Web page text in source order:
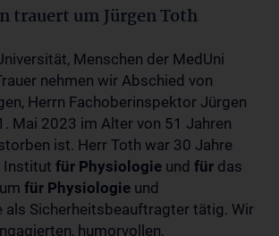
trauert um Jürgen Toth
Menschen der MedUni
nehmen wir Abschied von
Herrn Fachoberinspektor Jürgen
Mai 2023 im Alter von 51 Jahren
ist. Herr Toth war 30 Jahre
Institut für Physiologie und für das
für Physiologie und
als Sicherheitsbeauftragter tätig. Wir
humorvollen,